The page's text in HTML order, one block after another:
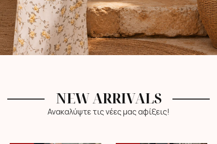
NEW ARRIVALS
Ανακαλύψτε τις νέες μας αφίξεις!